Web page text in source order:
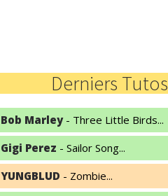
Derniers Tutos
Bob Marley- Three Little Birds...
Gigi Perez - Sailor Song...
YUNGBLUD - Zombie...